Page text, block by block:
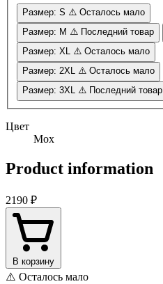
Размер: S ⚠️ Осталось мало
Размер: M ⚠️ Последний товар
Размер: XL ⚠️ Осталось мало
Размер: 2XL ⚠️ Осталось мало
Размер: 3XL ⚠️ Последний товар
Цвет
Мох
Product information
2190 ₽
В корзину
⚠️ Осталось мало